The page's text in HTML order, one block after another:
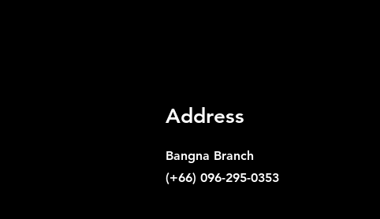
Address
Bangna Branch
(+66) 096-295-0353